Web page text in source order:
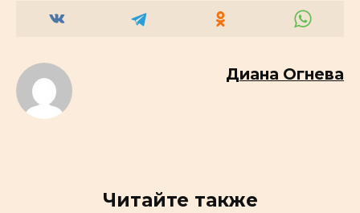
Диана Огнева
Читайте также